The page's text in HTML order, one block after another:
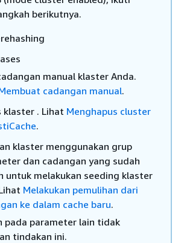
berikutnya.
manual klaster Anda.
cadangan manual.
klaster . Lihat Menghapus cluster
.
klaster menggunakan grup
dan cadangan yang sudah
untuk melakukan seeding klaster
Melakukan pemulihan dari
ke dalam cache baru.
pada parameter lain tidak
tindakan ini.